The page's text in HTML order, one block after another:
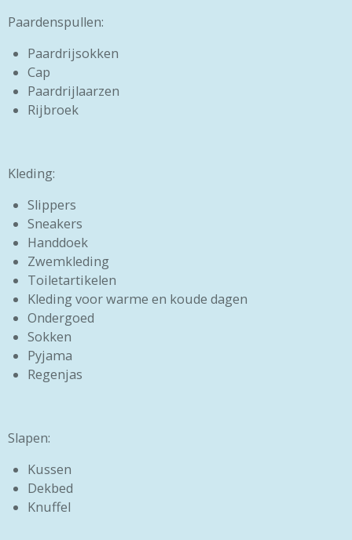
Paardenspullen:
Paardrijsokken
Cap
Paardrijlaarzen
Rijbroek
Kleding:
Slippers
Sneakers
Handdoek
Zwemkleding
Toiletartikelen
Kleding voor warme en koude dagen
Ondergoed
Sokken
Pyjama
Regenjas
Slapen:
Kussen
Dekbed
Knuffel